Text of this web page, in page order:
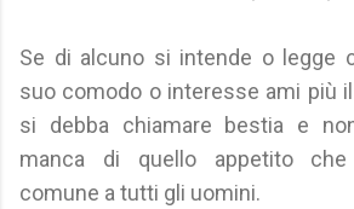
Se di alcuno si intende o legge
suo comodo o interesse ami più
si debba chiamare bestia e
manca di quello appetito che
comune a tutti gli uomini.